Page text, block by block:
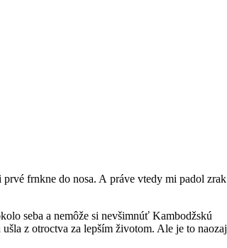
frnkne do nosa. A práve vtedy mi padol zrak
seba a nemôže si nevšimnúť Kambodžskú
z otroctva za lepším životom. Ale je to naozaj